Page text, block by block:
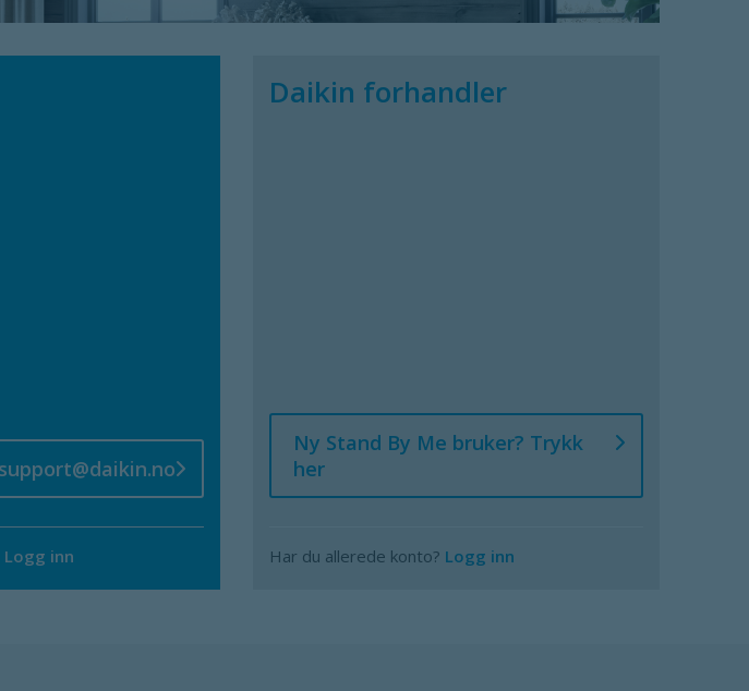
Logg inn
Daikin forhandler
Ny Stand By Me bruker? Trykk
her
Har du allerede konto? Logg inn